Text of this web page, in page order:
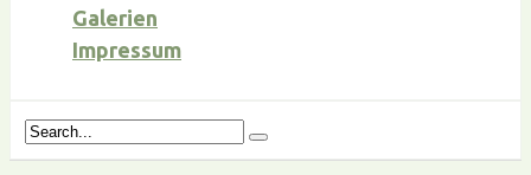
Galerien
Impressum